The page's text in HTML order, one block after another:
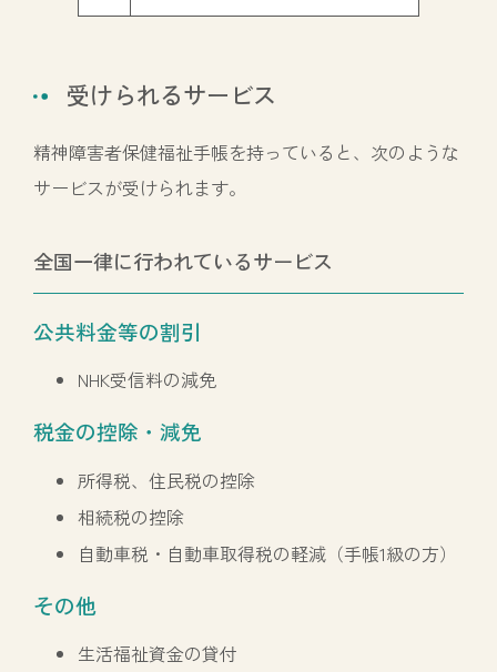
受けられるサービス
精神障害者保健福祉手帳を持っていると、次のような
サービスが受けられます。
全国一律に行われているサービス
公共料金等の割引
NHK受信料の減免
税金の控除・減免
所得税、住民税の控除
相続税の控除
自動車税・自動車取得税の軽減（手帳1級の方）
その他
生活福祉資金の貸付